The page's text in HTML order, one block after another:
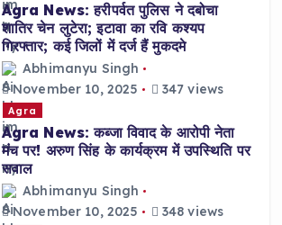
Agra News: हरीपर्वत पुलिस ने दबोचा
शातिर चेन लुटेरा; इटावा का रवि कश्यप
गिरफ्तार; कई जिलों में दर्ज हैं मुकदमे
Abhimanyu Singh
November 10, 2025
347 views
Agra
Agra News: कब्जा विवाद के आरोपी नेता
मंच पर! अरुण सिंह के कार्यक्रम में उपस्थिति पर
सवाल
Abhimanyu Singh
November 10, 2025
348 views